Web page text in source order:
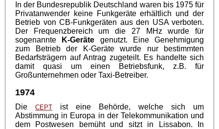
In der Bundesrepublik Deutschland waren bis 1975 für
Privatanwender keine Funkgeräte erhältlich und der
Betrieb von CB-Funkgeräten aus den USA verboten.
Der Frequenzbereich um die 27 MHz wurde für
sogenannte
K-Geräte genutzt. Eine Genehmigung
zum Betrieb der K-Geräte wurde nur bestimmten
Bedarfsträgern auf Antrag zugeteilt. Es handelte sich
damit quasi um einen Betriebsfunk, z.B. für
Großunternehmen oder Taxi-Betreiber.
1974
Die CEPT ist eine Behörde, welche sich um
Abstimmung in Europa in der Telekommunikation und
dem Postwesen bemüht und sitzt in Lissabon. In